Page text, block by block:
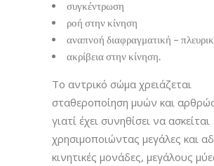
συγκέντρωση
ροή στην κίνηση
αναπνοή διαφραγματική –
ακρίβεια στην κίνηση.
Το αντρικό σώμα χρειάζεται
σταθεροποίηση μυών και
γιατί έχει συνηθίσει να ασκείται
χρησιμοποιώντας μεγάλες και
κινητικές μονάδες, μεγάλους